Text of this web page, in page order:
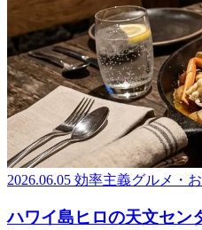
2026.06.05 効率主義グルメ・
ハワイ島ヒロの天文セン